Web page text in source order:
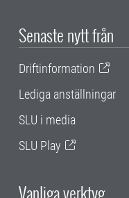
Senaste nytt från
Driftinformation
Lediga anställningar
SLU i media
SLU Play
Vanliga verktyg